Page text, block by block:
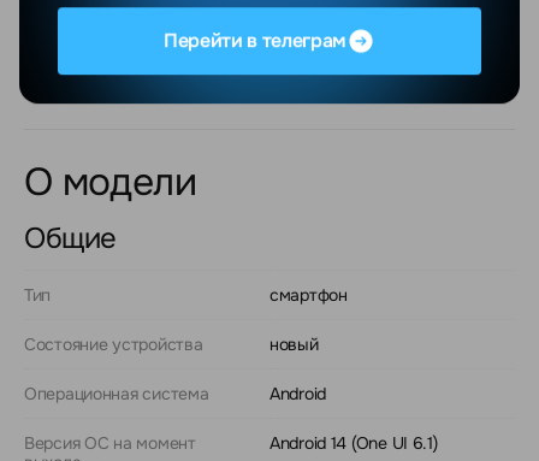
Для юридических лиц предусмотрена оплата по
безналичному расчету с НДС.
О модели
Общие
Тип смартфон
Состояние устройства новый
Операционная система Android
Версия ОС на момент
Android 14 (One UI 6.1)
Перейти в телеграм